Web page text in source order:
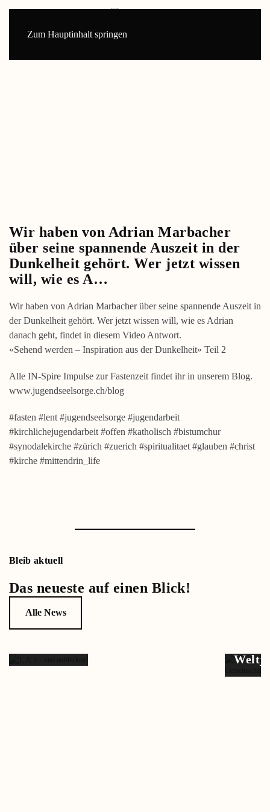
Zum Hauptinhalt springen
Wir haben von Adrian Marbacher
über seine spannende Auszeit in der
Dunkelheit gehört. Wer jetzt wissen
will, wie es A…
Wir haben von Adrian Marbacher über seine spannende Auszeit in
der Dunkelheit gehört. Wer jetzt wissen will, wie es Adrian
danach geht, findet in diesem Video Antwort.
«Sehend werden – Inspiration aus der Dunkelheit» Teil 2
Alle IN-Spire Impulse zur Fastenzeit findet ihr in unserem Blog.
www.jugendseelsorge.ch/blog
#fasten #lent #jugendseelsorge #jugendarbeit
#kirchlichejugendarbeit #offen #katholisch #bistumchur
#synodalekirche #zürich #zuerich #spiritualitaet #glauben #christ
#kirche #mittendrin_life
Bleib aktuell
Das neueste auf einen Blick!
Alle News
1, 2, 3 –
und